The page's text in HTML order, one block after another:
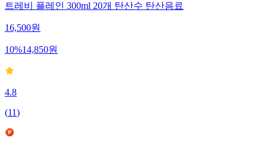
트레비 플레인 300ml 20개 탄산수 탄산음료
16,500원
10%14,850원
4.8
(11)